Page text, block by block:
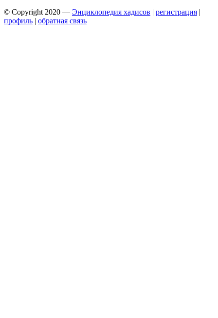
© Copyright 2020 — Энциклопедия хадисов | регистрация |
профиль | обратная связь